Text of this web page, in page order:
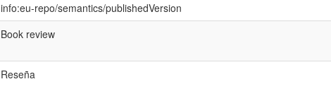
info:eu-repo/semantics/publishedVersion
Book review
Reseña